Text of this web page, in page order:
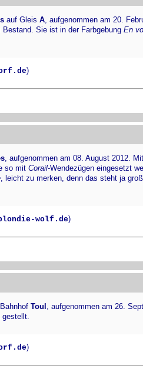
auf Gleis A, aufgenommen am 20.
Sie ist in der Farbgebung En
)
, aufgenommen am 08. August 2012. Mit
so mit Corail-Wendezügen eingesetzt
, leicht zu merken, denn das steht ja groß
wolf.de)
Toul , aufgenommen am 26.
gestellt.
)